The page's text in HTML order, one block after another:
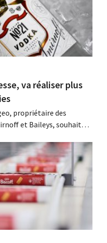
va réaliser plus
propriétaire des
et Baileys, souhaite,
en investissant dans la
et les cocktails